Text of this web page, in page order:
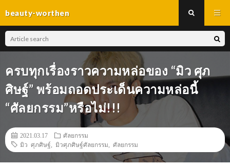
beauty-worthen
ครบทุกเรื่องราวความหล่อของ “มิว ศุภ
ศิษฐ์” พร้อมถอดประเด็นความหล่อนี้
“ศัลยกรรม”หรือไม่!!!
2021.03.17
ศัลยกรรม
มิว ศุภศิษฐ์
มิวศุภศิษฐ์ศัลยกรรม ศัลยกรรม